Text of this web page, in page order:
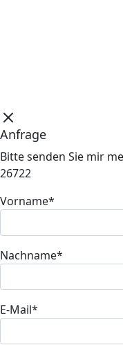
Anfrage
Bitte senden Sie mir
26722
Vorname*
Nachname*
E-Mail*